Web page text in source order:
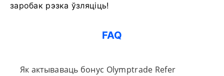
заробак рэзка ўзляціць!
FAQ
Як актываваць бонус Olymptrade Refer